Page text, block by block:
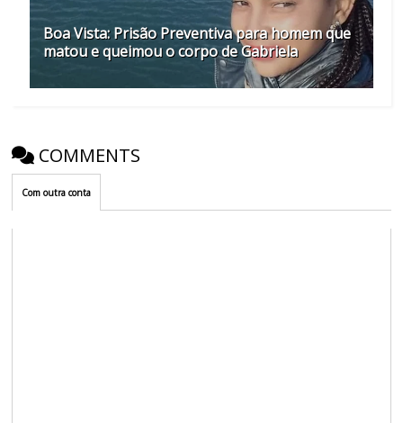
Boa Vista: Prisão Preventiva para homem que
matou e queimou o corpo de Gabriela
COMMENTS
Com outra conta